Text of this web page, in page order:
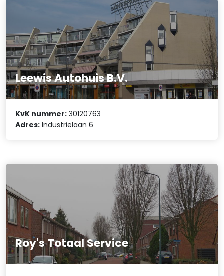
Leewis Autohuis B.V.
KvK nummer: 30120763
Adres: Industrielaan 6
Roy's Totaal Service